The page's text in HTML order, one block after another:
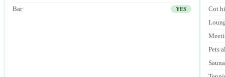
Bar YES
Cot
Pets
Sauna